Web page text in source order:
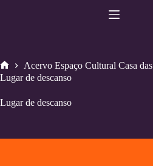
Home
Acervo Espaço Cultural Casa
Lugar de descanso
Lugar de descanso